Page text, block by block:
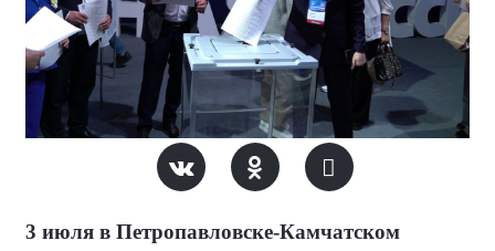
3 июля в Петропавловске-Камчатском